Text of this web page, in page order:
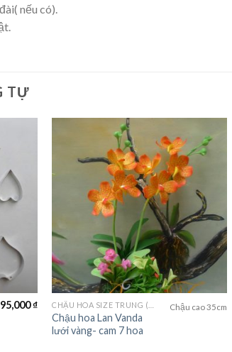
nếu có).
TỰ
95,000₫
Chậu hoa Lan Vanda
lưới vàng- cam 7 hoa
Chậu cao 35cm